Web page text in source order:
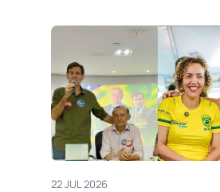
22 JUL 2026